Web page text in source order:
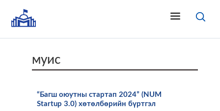
муис
“Багш оюутны стартап 2024” (NUM
Startup 3.0) хөтөлбөрийн бүртгэл